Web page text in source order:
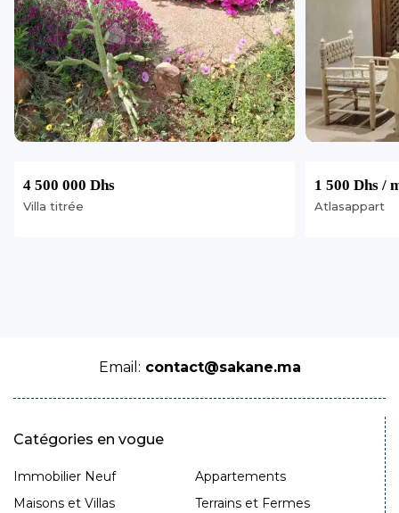
4 500 000 Dhs
Villa titrée
1 500 Dhs /
Atlasappart
Email: contact@sakane.ma
Catégories en vogue
Immobilier Neuf
Appartements
Maisons et Villas
Terrains et Fermes